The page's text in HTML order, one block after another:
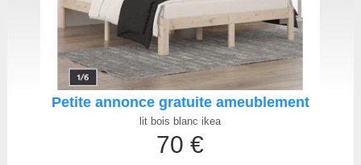
Petite annonce gratuite ameublement
lit bois blanc ikea
70 €